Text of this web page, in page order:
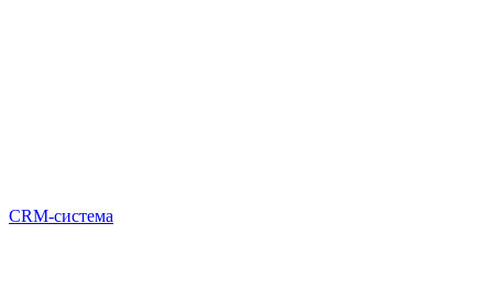
CRM-система